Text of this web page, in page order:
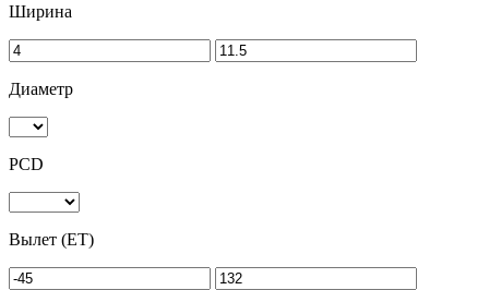
Ширина
Диаметр
PCD
Вылет (ET)